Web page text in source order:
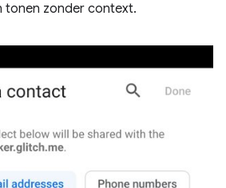
tonen zonder context.